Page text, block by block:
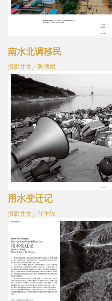
南水北调移民
摄影并文／陶德斌
用水变迁记
摄影并文／任世琛